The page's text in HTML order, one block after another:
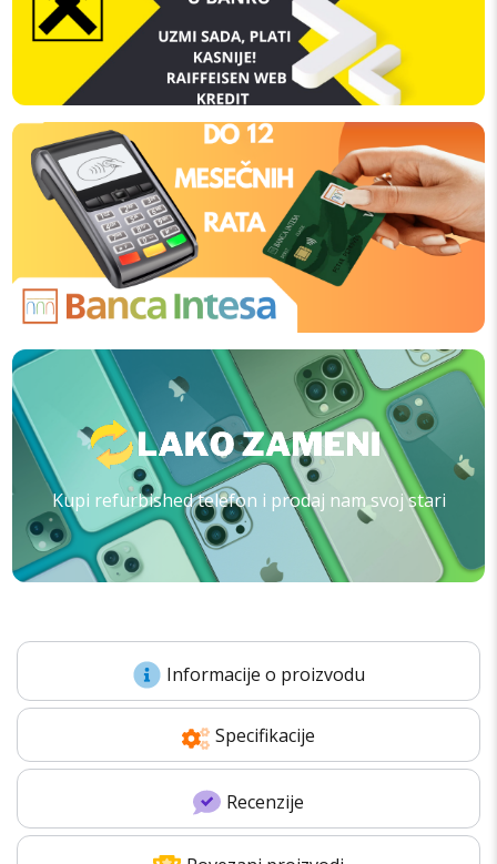
Kupi refurbished telefon i prodaj nam svoj stari
Informacije o proizvodu
Specifikacije
Recenzije